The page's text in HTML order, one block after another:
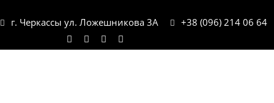
г. Черкассы ул. Ложешникова 3А +38 (096) 214 06 64